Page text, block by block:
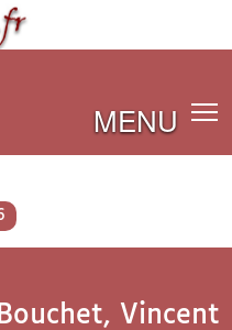
MENU
Vincent